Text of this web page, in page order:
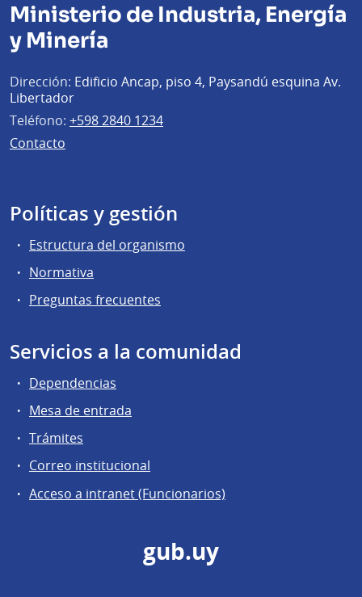
Ministerio de Industria, Energía
y Minería
Dirección: Edificio Ancap, piso 4, Paysandú esquina Av.
Libertador
Teléfono: +598 2840 1234
Contacto
Políticas y gestión
Estructura del organismo
Normativa
Preguntas frecuentes
Servicios a la comunidad
Dependencias
Mesa de entrada
Trámites
Correo institucional
Acceso a intranet (Funcionarios)
gub.uy